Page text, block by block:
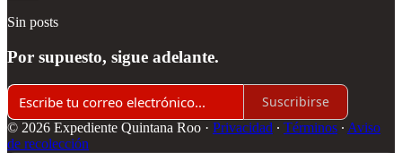
Sin posts
Por supuesto, sigue adelante.
Suscribirse
© 2026 Expediente Quintana Roo · Privacidad ∙ Términos ∙ Aviso
de recolección